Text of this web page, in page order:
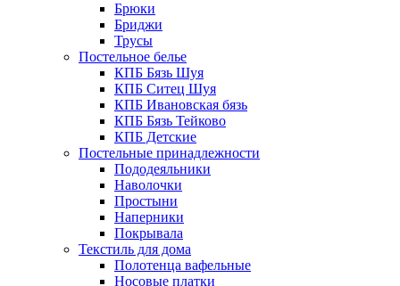
Брюки
Бриджи
Трусы
Постельное белье
КПБ Бязь Шуя
КПБ Ситец Шуя
КПБ Ивановская бязь
КПБ Бязь Тейково
КПБ Детские
Постельные принадлежности
Пододеяльники
Наволочки
Простыни
Наперники
Покрывала
Текстиль для дома
Полотенца вафельные
Носовые платки